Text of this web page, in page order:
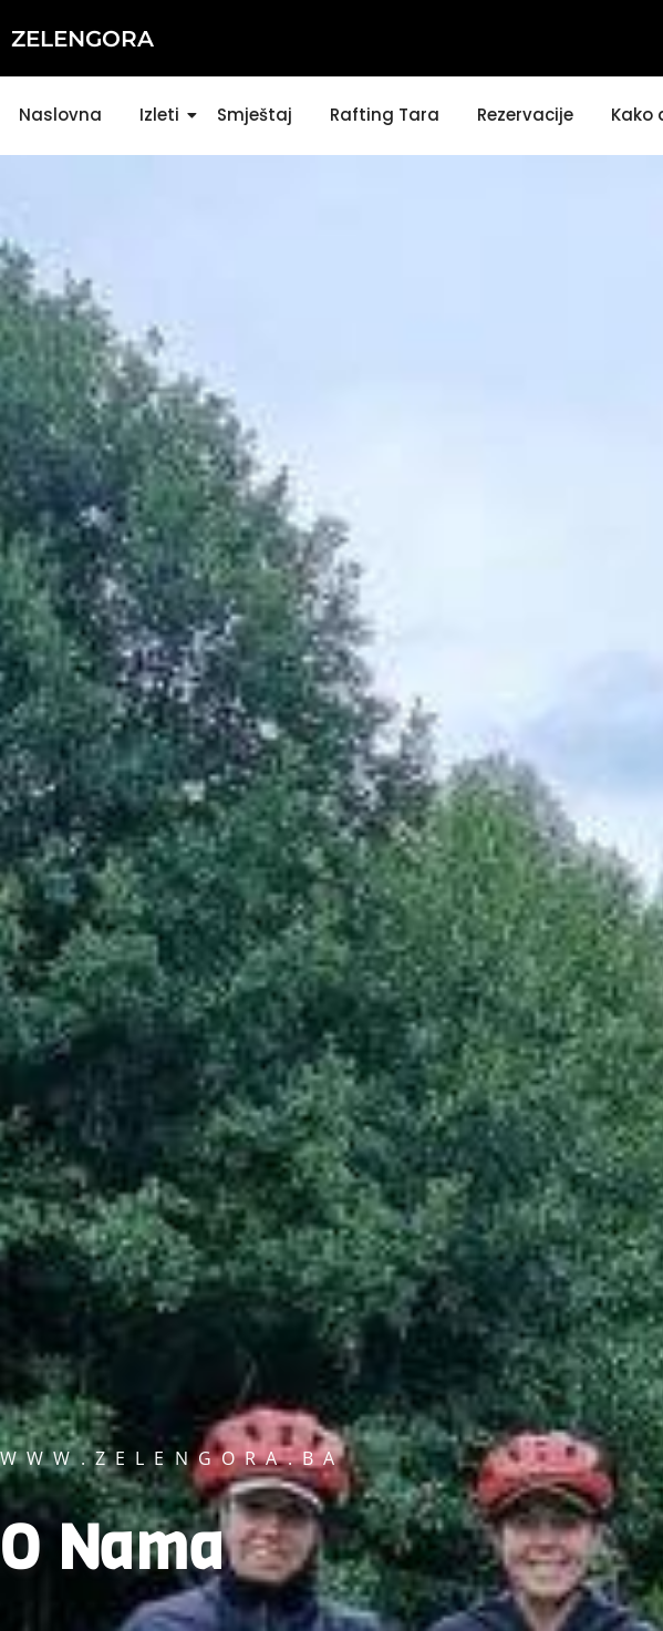
ZELENGORA
Naslovna Izleti Smještaj Rafting Tara Rezervacije Kako
WWW.ZELENGORA.BA
O Nama